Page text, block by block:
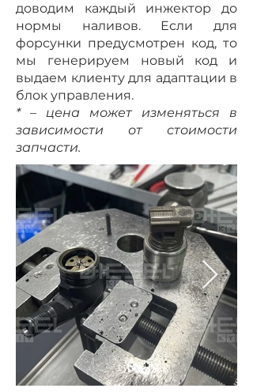
доводим каждый инжектор до
нормы наливов. Если для
форсунки предусмотрен код, то
мы генерируем новый код и
выдаем клиенту для адаптации в
блок управления.
* – цена может изменяться в
зависимости от стоимости
запчасти.